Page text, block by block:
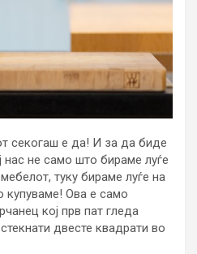
секогаш е да! И за да биде
нас не само што бираме луѓе
туку бираме луѓе на
купуваме! Ова е само
кој прв пат гледа
двесте квадрати во